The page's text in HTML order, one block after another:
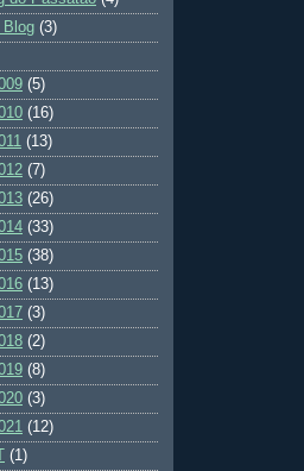
Blog (3)
(5)
(16)
(13)
(7)
(26)
(33)
(38)
(13)
(3)
(2)
(8)
(3)
(12)
(1)